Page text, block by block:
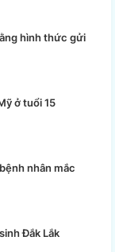
hình thức gửi
ở tuổi 15
nhân mắc
Đắk Lắk